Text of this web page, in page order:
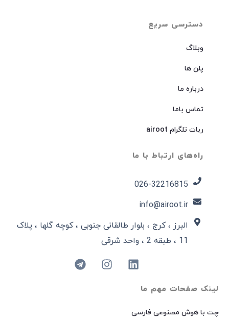
لینک صفحات مهم ما
چت با هوش مصنوعی فارسی
دسترسی سریع
وبلاگ
پلن ها
درباره ما
تماس باما
ربات تلگرام airoot
راه‌های ارتباط با ما
026-32216815​
info@airoot.ir
البرز ، کرج ، بلوار طالقانی جنوبی ، کوچه گلها ، پلاک
11 ، طبقه 2 ، واحد شرقی